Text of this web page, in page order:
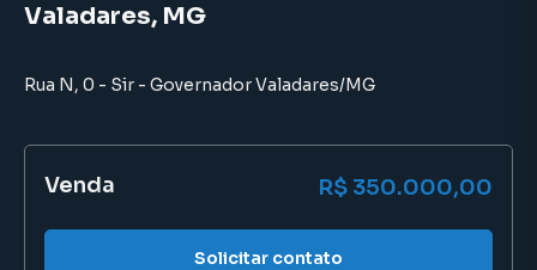
Valadares, MG
Rua N, 0 - Sir - Governador Valadares/MG
Venda R$ 350.000,00
Solicitar contato